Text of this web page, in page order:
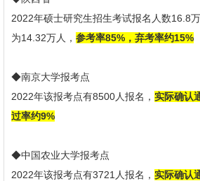
2022年硕士研究生招生考试报名人数16.8
为14.32万人， 参考率85%，弃考率约15%
◆南京大学报考点
2022年该报考点有8500人报名， 实际确认
过率约9%
◆中国农业大学报考点
2022年该报考点有3721人报名， 实际确认